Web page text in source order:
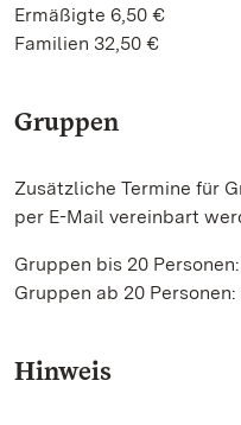
Ermäßigte 6,50 €
Familien 32,50 €
Gruppen
Zusätzliche Termine für
per E-Mail vereinbart
Gruppen bis 20
Gruppen ab 20 Personen:
Hinweis